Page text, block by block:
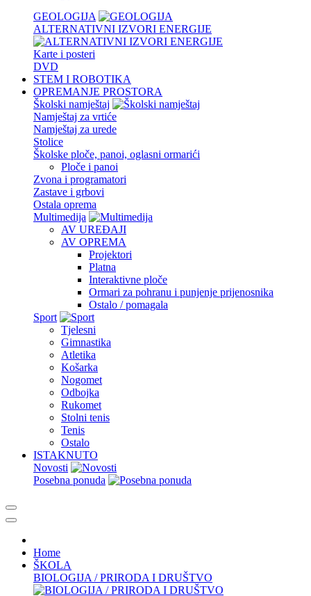
GEOLOGIJA
ALTERNATIVNI IZVORI ENERGIJE
Karte i posteri
DVD
STEM I ROBOTIKA
OPREMANJE PROSTORA
Školski namještaj
Namještaj za vrtiće
Namještaj za urede
Stolice
Školske ploče, panoi, oglasni ormarići
Ploče i panoi
Zvona i programatori
Zastave i grbovi
Ostala oprema
Multimedija
AV UREĐAJI
AV OPREMA
Projektori
Platna
Interaktivne ploče
Ormari za pohranu i punjenje prijenosnika
Ostalo / pomagala
Sport
Tjelesni
Gimnastika
Atletika
Košarka
Nogomet
Odbojka
Rukomet
Stolni tenis
Tenis
Ostalo
ISTAKNUTO
Novosti
Posebna ponuda
Home
ŠKOLA
BIOLOGIJA / PRIRODA I DRUŠTVO